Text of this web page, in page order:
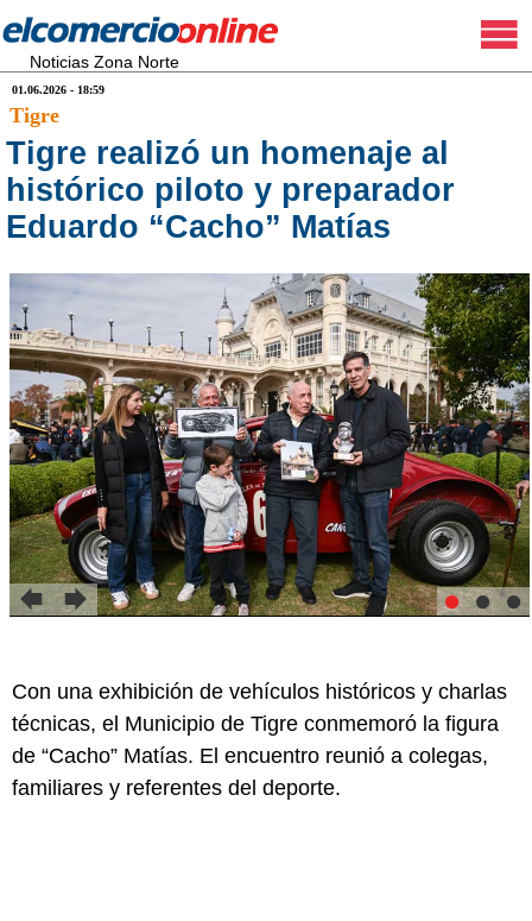
Noticias Zona Norte
01.06.2026 - 18:59
Tigre
Tigre realizó un homenaje al
histórico piloto y preparador
Eduardo “Cacho” Matías
Con una exhibición de vehículos históricos y charlas
técnicas, el Municipio de Tigre conmemoró la figura
de “Cacho” Matías. El encuentro reunió a colegas,
familiares y referentes del deporte.